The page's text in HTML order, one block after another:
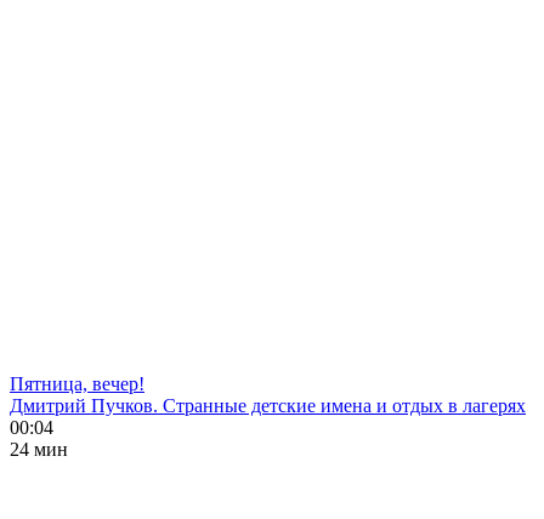
Пятница, вечер!
Дмитрий Пучков. Странные детские имена и отдых в лагерях
00:04
24 мин